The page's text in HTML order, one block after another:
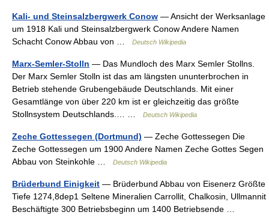
Kali- und Steinsalzbergwerk Conow — Ansicht der Werksanlage
um 1918 Kali und Steinsalzbergwerk Conow Andere Namen
Schacht Conow Abbau von …
Deutsch Wikipedia
Marx-Semler-Stolln — Das Mundloch des Marx Semler Stollns.
Der Marx Semler Stolln ist das am längsten ununterbrochen in
Betrieb stehende Grubengebäude Deutschlands. Mit einer
Gesamtlänge von über 220 km ist er gleichzeitig das größte
Stollnsystem Deutschlands.… …
Deutsch Wikipedia
Zeche Gottessegen (Dortmund) — Zeche Gottessegen Die
Zeche Gottessegen um 1900 Andere Namen Zeche Gottes Segen
Abbau von Steinkohle …
Deutsch Wikipedia
Brüderbund Einigkeit — Brüderbund Abbau von Eisenerz Größte
Tiefe 1274,8dep1 Seltene Mineralien Carrollit, Chalkosin, Ullmannit
Beschäftigte 300 Betriebsbeginn um 1400 Betriebsende …